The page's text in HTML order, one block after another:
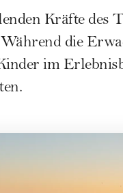
Kräfte des
die
im